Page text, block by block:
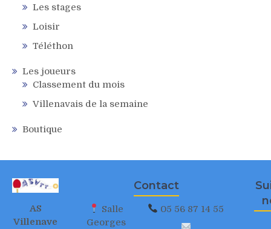
Les stages
Loisir
Téléthon
Les joueurs
Classement du mois
Villenavais de la semaine
Boutique
AS
Villenave
Contact
Salle
Georges
05 56 87 14 55